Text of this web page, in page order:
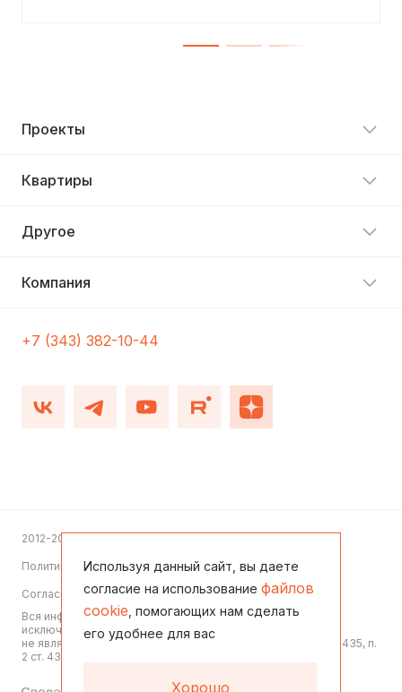
Используя данный сайт, вы даете
согласие на использование файлов
cookie , помогающих нам сделать
его удобнее для вас
Хорошо
Проекты
Квартиры
Другое
Компания
+7 (343) 382-10-44
2012-2026
Политика конфиденциальности
Согласие на обработку персональных данных
Вся информация, представленная на данном сайте, носит
исключительно информационный характер,
не является офертой или публичной офертой согласно ст. 435, п.
2 ст. 437 ГК РФ